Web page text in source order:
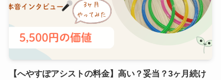
【へやすぽアシストの料金】高い？妥当？3ヶ月続け